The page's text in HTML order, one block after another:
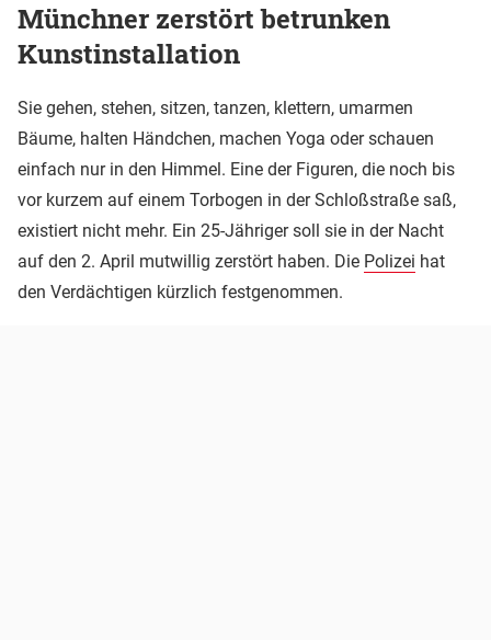
Münchner zerstört betrunken
Kunstinstallation
Sie gehen, stehen, sitzen, tanzen, klettern, umarmen
Bäume, halten Händchen, machen Yoga oder schauen
einfach nur in den Himmel. Eine der Figuren, die noch bis
vor kurzem auf einem Torbogen in der Schloßstraße saß,
existiert nicht mehr. Ein 25-Jähriger soll sie in der Nacht
auf den 2. April mutwillig zerstört haben. Die Polizei hat
den Verdächtigen kürzlich festgenommen.